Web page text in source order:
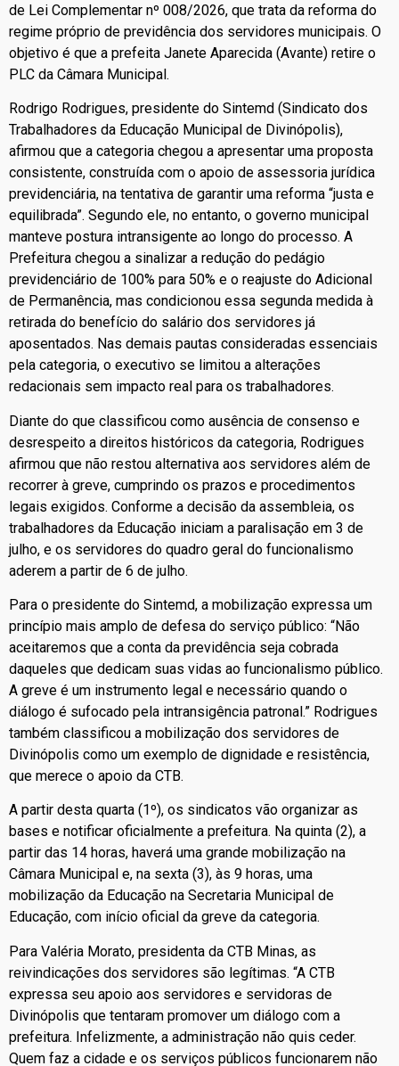
de Lei Complementar nº 008/2026, que trata da reforma do
regime próprio de previdência dos servidores municipais. O
objetivo é que a prefeita Janete Aparecida (Avante) retire o
PLC da Câmara Municipal.
Rodrigo Rodrigues, presidente do Sintemd (Sindicato dos
Trabalhadores da Educação Municipal de Divinópolis),
afirmou que a categoria chegou a apresentar uma proposta
consistente, construída com o apoio de assessoria jurídica
previdenciária, na tentativa de garantir uma reforma “justa e
equilibrada”. Segundo ele, no entanto, o governo municipal
manteve postura intransigente ao longo do processo. A
Prefeitura chegou a sinalizar a redução do pedágio
previdenciário de 100% para 50% e o reajuste do Adicional
de Permanência, mas condicionou essa segunda medida à
retirada do benefício do salário dos servidores já
aposentados. Nas demais pautas consideradas essenciais
pela categoria, o executivo se limitou a alterações
redacionais sem impacto real para os trabalhadores.
Diante do que classificou como ausência de consenso e
desrespeito a direitos históricos da categoria, Rodrigues
afirmou que não restou alternativa aos servidores além de
recorrer à greve, cumprindo os prazos e procedimentos
legais exigidos. Conforme a decisão da assembleia, os
trabalhadores da Educação iniciam a paralisação em 3 de
julho, e os servidores do quadro geral do funcionalismo
aderem a partir de 6 de julho.
Para o presidente do Sintemd, a mobilização expressa um
princípio mais amplo de defesa do serviço público: “Não
aceitaremos que a conta da previdência seja cobrada
daqueles que dedicam suas vidas ao funcionalismo público.
A greve é um instrumento legal e necessário quando o
diálogo é sufocado pela intransigência patronal.” Rodrigues
também classificou a mobilização dos servidores de
Divinópolis como um exemplo de dignidade e resistência,
que merece o apoio da CTB.
A partir desta quarta (1º), os sindicatos vão organizar as
bases e notificar oficialmente a prefeitura. Na quinta (2), a
partir das 14 horas, haverá uma grande mobilização na
Câmara Municipal e, na sexta (3), às 9 horas, uma
mobilização da Educação na Secretaria Municipal de
Educação, com início oficial da greve da categoria.
Para Valéria Morato, presidenta da CTB Minas, as
reivindicações dos servidores são legítimas. “A CTB
expressa seu apoio aos servidores e servidoras de
Divinópolis que tentaram promover um diálogo com a
prefeitura. Infelizmente, a administração não quis ceder.
Quem faz a cidade e os serviços públicos funcionarem não